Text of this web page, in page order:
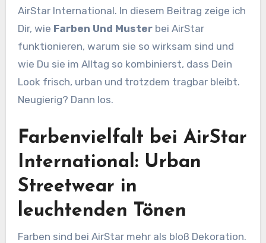
AirStar International. In diesem Beitrag zeige ich
Dir, wie Farben Und Musterbei AirStar
funktionieren, warum sie so wirksam sind und
wie Du sie im Alltag so kombinierst, dass Dein
Look frisch, urban und trotzdem tragbar bleibt.
Neugierig? Dann los.
Farbenvielfalt bei AirStar
International: Urban
Streetwear in
leuchtenden Tönen
Farben sind bei AirStar mehr als bloß Dekoration.